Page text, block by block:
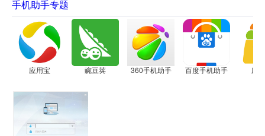
手机助手专题
应用宝 豌豆荚 360手机助手 百度手机助手 应